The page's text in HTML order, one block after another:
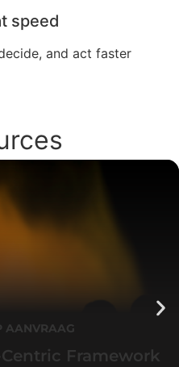
speed
and act faster
AANVRAAG
Framework